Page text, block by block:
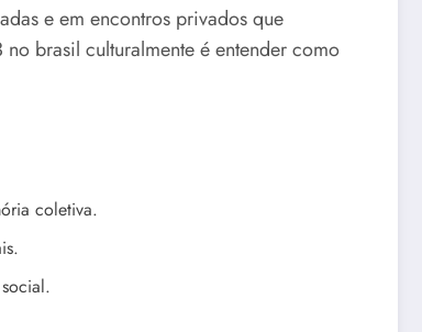
e em encontros privados que
brasil culturalmente é entender como
coletiva.